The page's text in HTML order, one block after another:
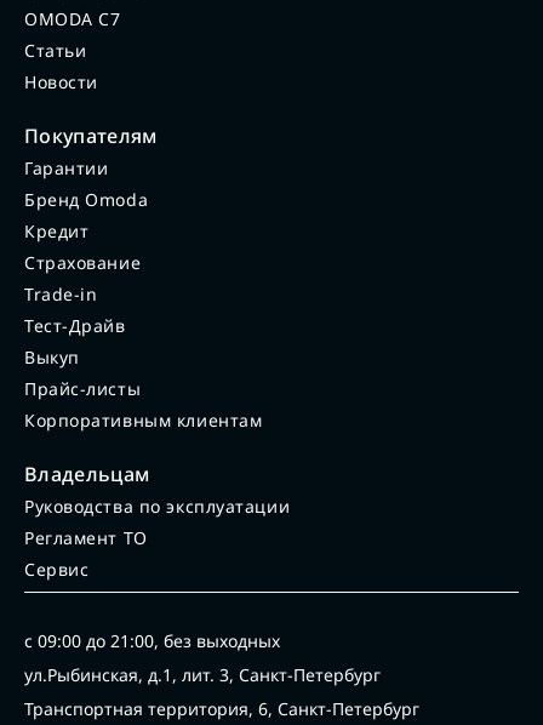
OMODA C7
Статьи
Новости
Покупателям
Гарантии
Бренд Omoda
Кредит
Страхование
Trade-in
Тест-Драйв
Выкуп
Прайс-листы
Корпоративным клиентам
Владельцам
Руководства по эксплуатации
Регламент ТО
Сервис
с 09:00 до 21:00, без выходных
ул.Рыбинская, д.1, лит. 3, Санкт-Петербург
Транспортная территория, 6, Санкт-Петербург